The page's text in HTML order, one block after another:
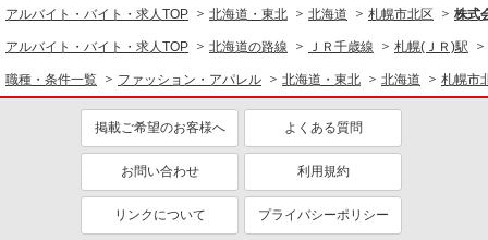
アルバイト・バイト・求人TOP 北海道・東北 北海道 札幌市北区 株式
アルバイト・バイト・求人TOP 北海道の路線 ＪＲ千歳線 札幌(ＪＲ)駅
職種・条件一覧 ファッション・アパレル 北海道・東北 北海道 札幌市
掲載ご希望のお客様へ よくある質問
お問い合わせ 利用規約
リンクについて プライバシーポリシー